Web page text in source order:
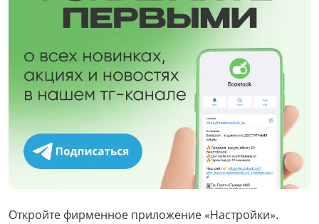
Откройте фирменное приложение «Настройки».